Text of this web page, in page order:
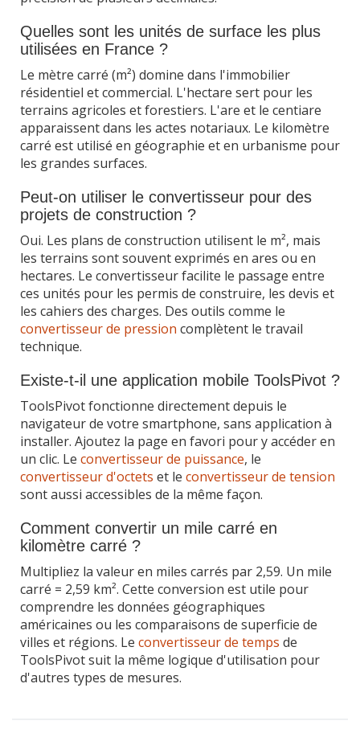
Quelles sont les unités de surface les plus
utilisées en France ?
Le mètre carré (m²) domine dans l'immobilier
résidentiel et commercial. L'hectare sert pour les
terrains agricoles et forestiers. L'are et le centiare
apparaissent dans les actes notariaux. Le kilomètre
carré est utilisé en géographie et en urbanisme pour
les grandes surfaces.
Peut-on utiliser le convertisseur pour des
projets de construction ?
Oui. Les plans de construction utilisent le m², mais
les terrains sont souvent exprimés en ares ou en
hectares. Le convertisseur facilite le passage entre
ces unités pour les permis de construire, les devis et
les cahiers des charges. Des outils comme le
convertisseur de pression complètent le travail
technique.
Existe-t-il une application mobile ToolsPivot ?
ToolsPivot fonctionne directement depuis le
navigateur de votre smartphone, sans application à
installer. Ajoutez la page en favori pour y accéder en
un clic. Le convertisseur de puissance, le
convertisseur d'octets et le convertisseur de tension
sont aussi accessibles de la même façon.
Comment convertir un mile carré en
kilomètre carré ?
Multipliez la valeur en miles carrés par 2,59. Un mile
carré = 2,59 km². Cette conversion est utile pour
comprendre les données géographiques
américaines ou les comparaisons de superficie de
villes et régions. Le convertisseur de temps de
ToolsPivot suit la même logique d'utilisation pour
d'autres types de mesures.